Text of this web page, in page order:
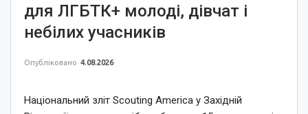
для ЛГБТК+ молоді, дівчат і
небілих учасників
Опубліковано 4.08.2026
Національний зліт Scouting America у Західній